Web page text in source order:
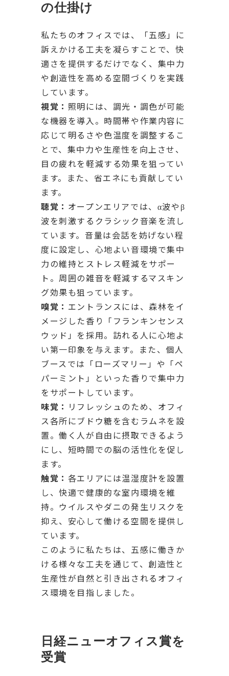
の仕掛け
私たちのオフィスでは、「五感」に
訴えかける工夫を凝らすことで、快
適さを提供するだけでなく、集中力
や創造性を高める空間づくりを実践
しています。
視覚： 照明には、調光・調色が可能
な機器を導入。時間帯や作業内容に
応じて明るさや色温度を調整するこ
とで、集中力や生産性を向上させ、
目の疲れを軽減する効果を狙ってい
ます。また、省エネにも貢献してい
ます。
聴覚： オープンエリアでは、α波やβ
波を刺激するクラシック音楽を流し
ています。音量は会話を妨げない程
度に設定し、心地よい音環境で集中
力の維持とストレス軽減をサポー
ト。周囲の雑音を軽減するマスキン
グ効果も狙っています。
嗅覚： エントランスには、森林をイ
メージした香り「フランキンセンス
ウッド」を採用。訪れる人に心地よ
い第一印象を与えます。また、個人
ブースでは「ローズマリー」や「ペ
パーミント」といった香りで集中力
をサポートしています。
味覚： リフレッシュのため、オフィ
ス各所にブドウ糖を含むラムネを設
置。働く人が自由に摂取できるよう
にし、短時間での脳の活性化を促し
ます。
触覚： 各エリアには温湿度計を設置
し、快適で健康的な室内環境を維
持。ウイルスやダニの発生リスクを
抑え、安心して働ける空間を提供し
ています。
このように私たちは、五感に働きか
ける様々な工夫を通じて、創造性と
生産性が自然と引き出されるオフィ
ス環境を目指しました。
日経ニューオフィス賞を
受賞